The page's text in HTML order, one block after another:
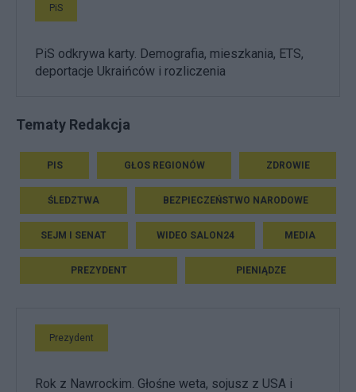
PiS
PiS odkrywa karty. Demografia, mieszkania, ETS,
deportacje Ukraińców i rozliczenia
Tematy Redakcja
PIS GŁOS REGIONÓW ZDROWIE
ŚLEDZTWA BEZPIECZEŃSTWO NARODOWE
SEJM I SENAT WIDEO SALON24 MEDIA
PREZYDENT PIENIĄDZE
Prezydent
Rok z Nawrockim. Głośne weta, sojusz z USA i